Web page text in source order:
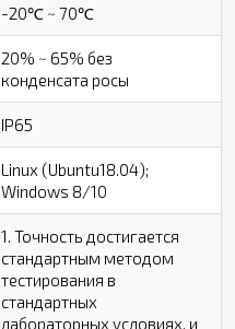
-20℃ ~ 70℃
20% ~ 65% без
конденсата росы
IP65
Linux (Ubuntu18.04);
Windows 8/10
1. Точность достигается
стандартным методом
тестирования в
стандартных
лабораторных условиях, и